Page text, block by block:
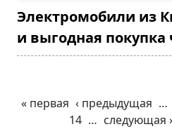
Электромобили из
и выгодная покупка
« первая ‹ предыдущая …
14 … следующая ›